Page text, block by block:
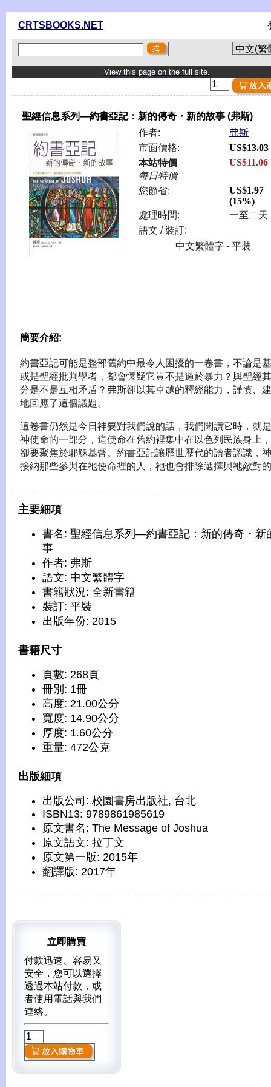
CRTSBOOKS.NET
View this page on the full site.
聖經信息系列—約書亞記：新的傳奇・新的故事 (弗斯)
作者:
弗斯
市面價格:
US$13.03
本站特價
每日特價
US$11.06
您節省:
US$1.97
(15%)
處理時間:
一至二天
語文 / 裝訂:
中文繁體字 - 平裝
簡要介紹:
約書亞記可能是整部舊約中最令人困擾的一卷書，不論是
或是聖經批判學者，都會懷疑它豈不是過於暴力？與聖經
分是不是互相矛盾？弗斯卻以其卓越的釋經能力，謹慎、
地回應了這個議題。
這卷書仍然是今日神要對我們說的話，我們閱讀它時，就
神使命的一部分，這使命在舊約裡集中在以色列民族身上
卻要聚焦於耶穌基督。約書亞記讓歷世歷代的讀者認識，
接納那些參與在祂使命裡的人，祂也會排除選擇與祂敵對
主要細項
書名: 聖經信息系列—約書亞記：新的傳奇・新
事
作者: 弗斯
語文: 中文繁體字
書籍狀況: 全新書籍
裝訂: 平裝
出版年份: 2015
書籍尺寸
頁數: 268頁
冊別: 1冊
高度: 21.00公分
寬度: 14.90公分
厚度: 1.60公分
重量: 472公克
出版細項
出版公司: 校園書房出版社, 台北
ISBN13: 9789861985619
原文書名: The Message of Joshua
原文語文: 拉丁文
原文第一版: 2015年
翻譯版: 2017年
立即購買
付款迅速、容易又
安全，您可以選擇
透過本站付款，或
者使用電話與我們
連絡。